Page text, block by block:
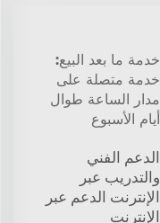
خدمة ما بعد البيع:
خدمة متصلة على
مدار الساعة طوال
أيام الأسبوع
الدعم الفني
والتدريب عبر
الإنترنت الدعم عبر
الإنترنت